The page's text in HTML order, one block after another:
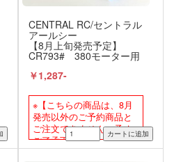
CENTRAL RC/セントラル
アールシー
【8月上旬発売予定】
CR793# 380モーター用
ファン付アルミモーター
ヒートシンク 【シングル/
￥1,287-
※【こちらの商品は、8月
発売以外のご予約商品と
ご注文できません。予め
ご了承下さい。】